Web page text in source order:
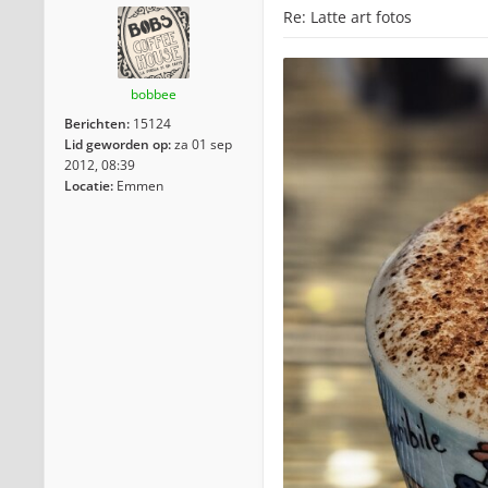
bobbee
Berichten: 15124
Lid geworden op:za 01 sep
2012, 08:39
Locatie: Emmen
Re: Latte art fotos